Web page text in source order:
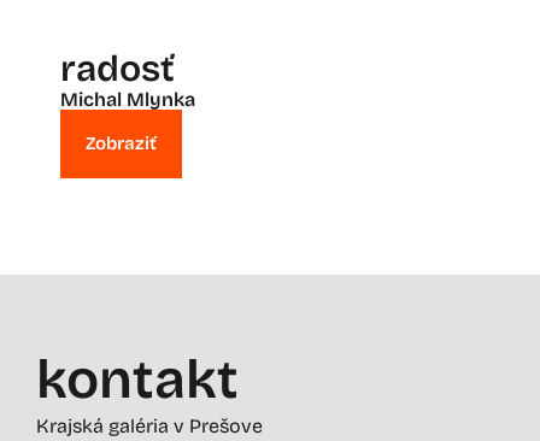
radosť
Michal Mlynka
Zobraziť
kontakt
Krajská galéria v Prešove